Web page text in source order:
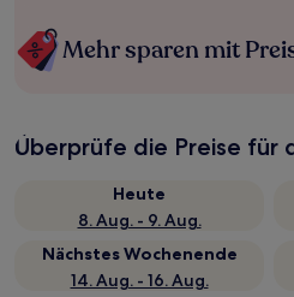
Mehr sparen mit
Überprüfe die Preise für
Heute
8. Aug. - 9. Aug.
Nächstes Wochenende
14. Aug. - 16. Aug.